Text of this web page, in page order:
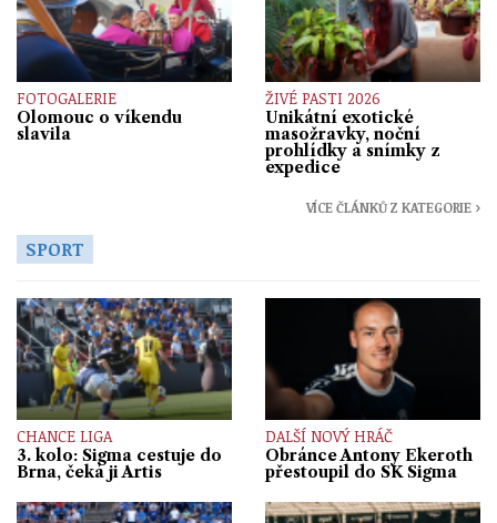
FOTOGALERIE
Olomouc o víkendu
slavila
ŽIVÉ PASTI 2026
Unikátní exotické
masožravky, noční
prohlídky a snímky z
expedice
VÍCE ČLÁNKŮ Z KATEGORIE ›
SPORT
CHANCE LIGA
3. kolo: Sigma cestuje do
Brna, čeká ji Artis
DALŠÍ NOVÝ HRÁČ
Obránce Antony Ekeroth
přestoupil do SK Sigma